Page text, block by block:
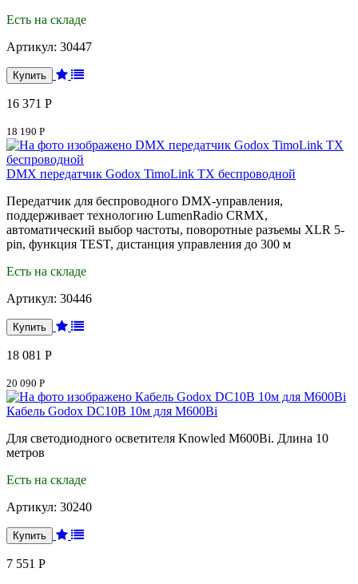
Есть на складе
Артикул: 30447
16 371 Р
18 190 Р
DMX передатчик Godox TimoLink TX беспроводной
Передатчик для беспроводного DMX-управления,
поддерживает технологию LumenRadio CRMX,
автоматический выбор частоты, поворотные разъемы XLR 5-
pin, функция TEST, дистанция управления до 300 м
Есть на складе
Артикул: 30446
18 081 Р
20 090 Р
Кабель Godox DC10B 10м для M600Bi
Для светодиодного осветителя Knowled M600Bi. Длина 10
метров
Есть на складе
Артикул: 30240
7 551 Р